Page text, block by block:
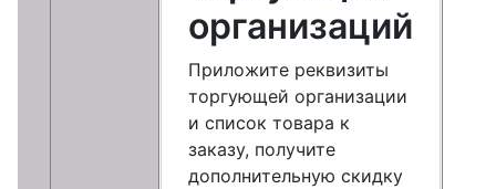
организаций
Приложите реквизиты
торгующей организации
и список товара к
заказу, получите
дополнительную скидку